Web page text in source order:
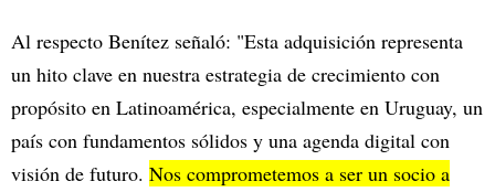
Al respecto Benítez señaló: "Esta adquisición representa
un hito clave en nuestra estrategia de crecimiento con
propósito en Latinoamérica, especialmente en Uruguay, un
país con fundamentos sólidos y una agenda digital con
visión de futuro. Nos comprometemos a ser un socio a